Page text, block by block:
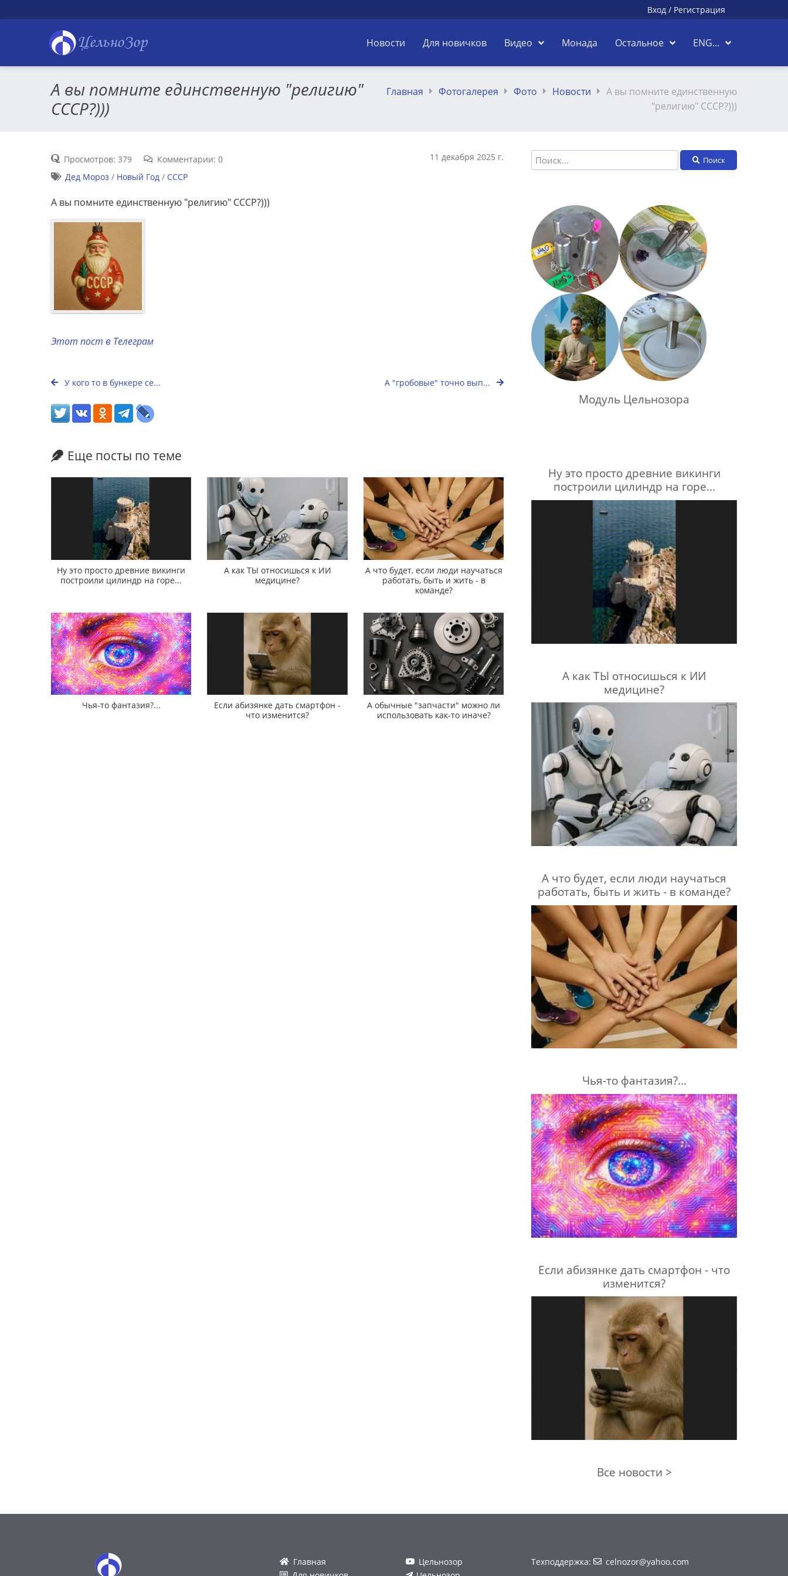
Вход / Регистрация
ЦельноЗор Новости Для новичков Видео Монада Остальное ENG...
А вы помните единственную "религию"
СССР?)))
Главная Фотогалерея Фото Новости
А вы помните единственную
"религию" СССР?)))
Просмотров: 379 Комментарии: 0
11 декабря 2025 г.
Дед Мороз / Новый Год/ СССР
А вы помните единственную "религию" СССР?)))
Этот пост в Телеграм
У кого то в бункере се... А "гробовые" точно вып...
Еще посты по теме
Ну это просто древние викинги
построили цилиндр на горе...
А как ТЫ относишься к ИИ
медицине?
А что будет, если люди научаться
работать, быть и жить - в
команде?
Чья-то фантазия?...
Если абизянке дать смартфон -
что изменится?
А обычные "запчасти" можно ли
использовать как-то иначе?
Поиск
Модуль Цельнозора
Ну это просто древние викинги
построили цилиндр на горе...
А как ТЫ относишься к ИИ
медицине?
А что будет, если люди научаться
работать, быть и жить - в команде?
Чья-то фантазия?...
Если абизянке дать смартфон - что
изменится?
Все новости >
Главная
Цельнозор
Техподдержка: celnozor@yahoo.com